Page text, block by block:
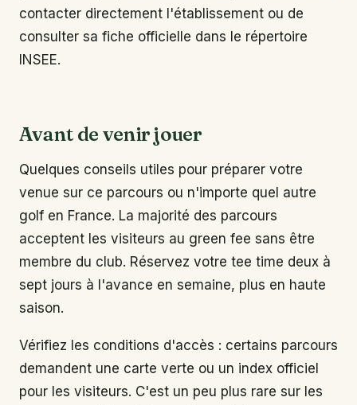
contacter directement l'établissement ou de
consulter sa fiche officielle dans le répertoire
INSEE.
Avant de venir jouer
Quelques conseils utiles pour préparer votre
venue sur ce parcours ou n'importe quel autre
golf en France. La majorité des parcours
acceptent les visiteurs au green fee sans être
membre du club. Réservez votre tee time deux à
sept jours à l'avance en semaine, plus en haute
saison.
Vérifiez les conditions d'accès : certains parcours
demandent une carte verte ou un index officiel
pour les visiteurs. C'est un peu plus rare sur les